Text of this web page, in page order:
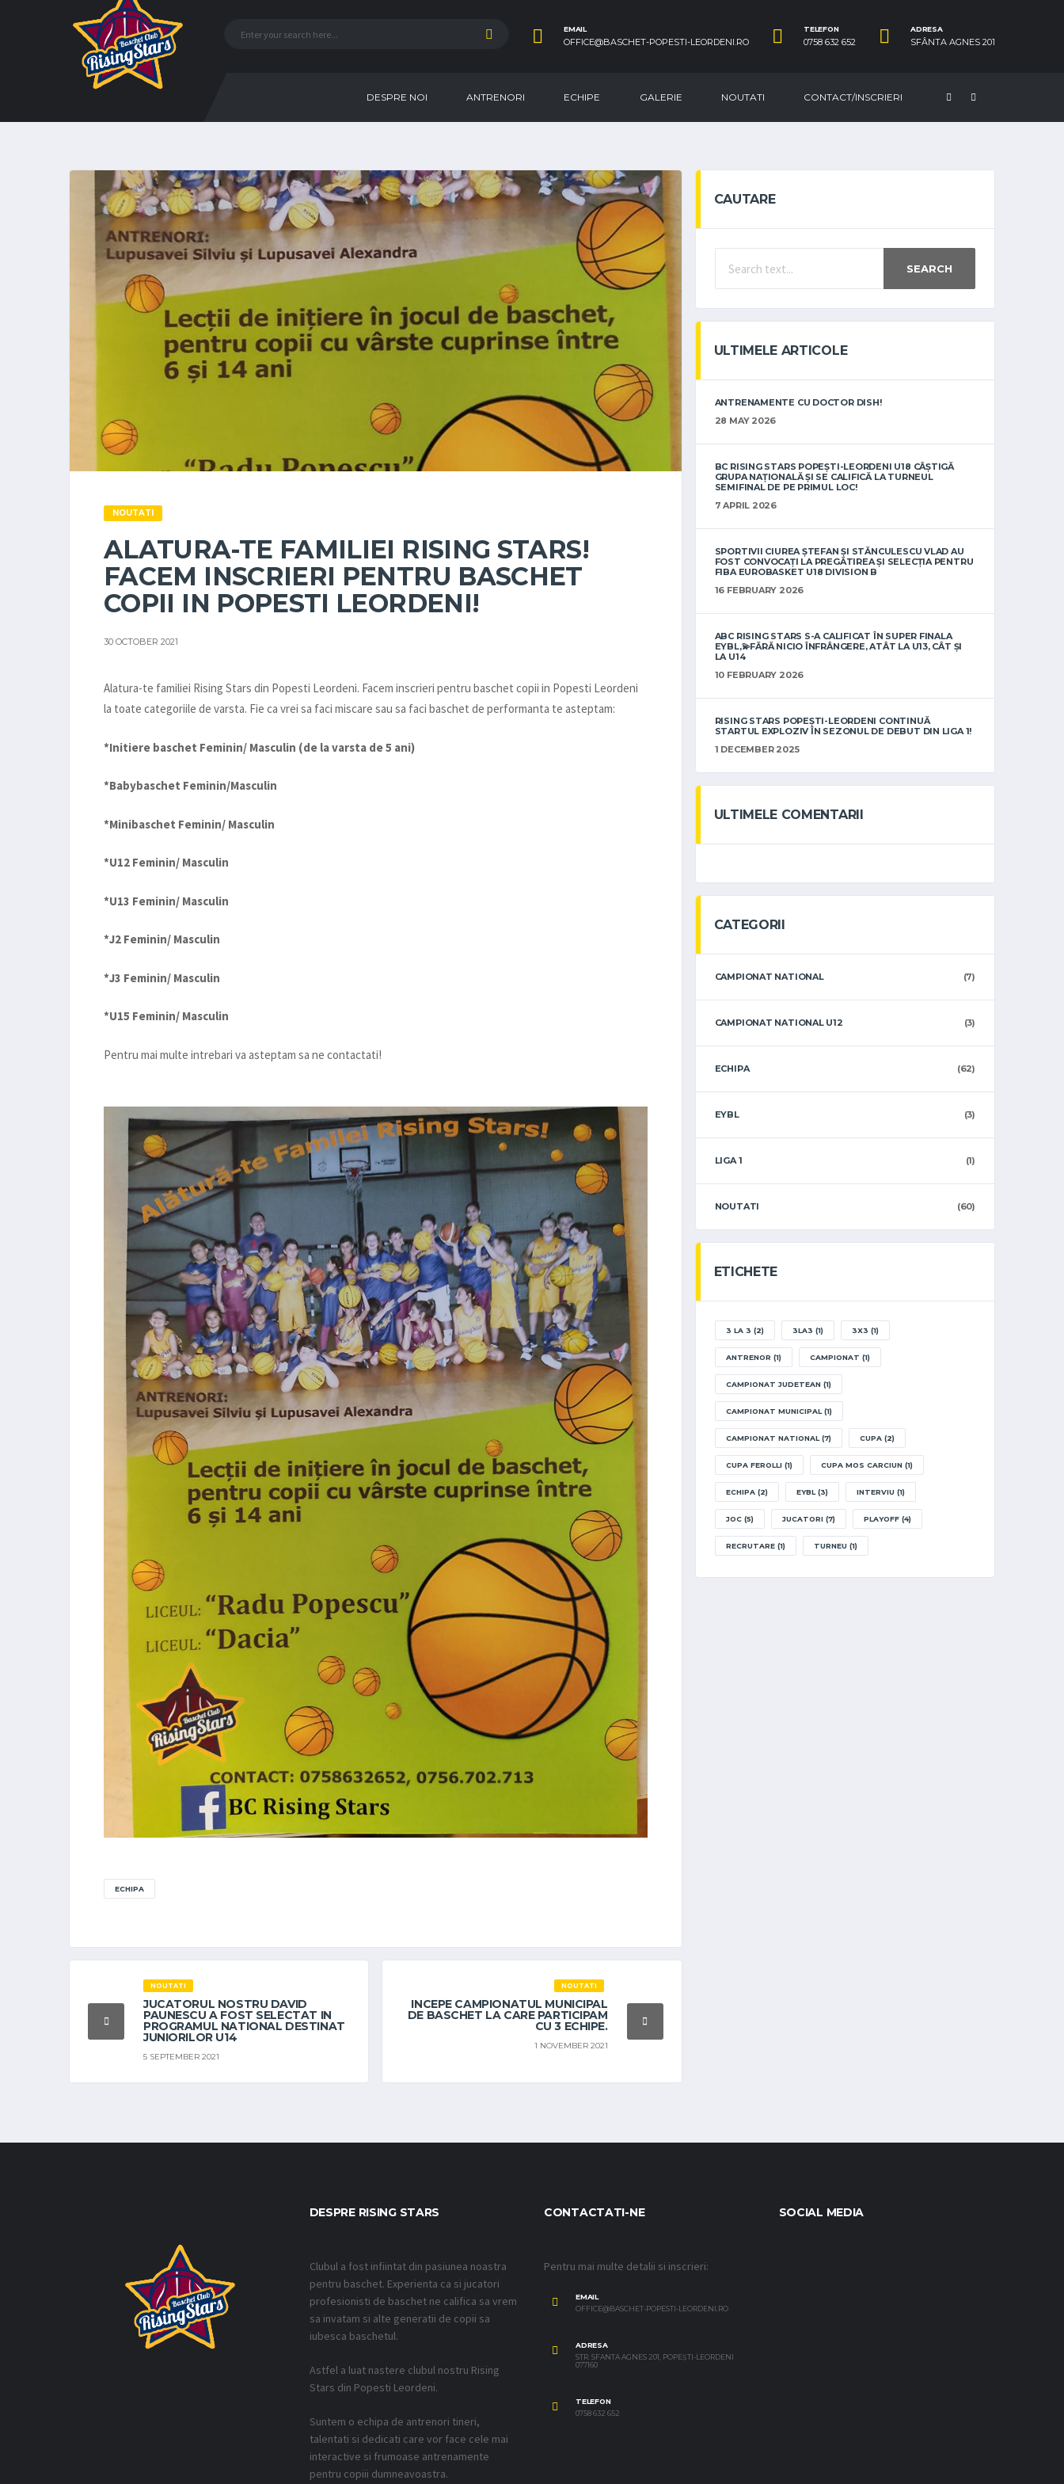
EMAIL
OFFICE@BASCHET-POPESTI-LEORDENI.RO
TELEFON
0758 632 652
ADRESA
SFÂNTA AGNES 201
DESPRE NOI ANTRENORI ECHIPE GALERIE NOUTATI CONTACT/INSCRIERI
NOUTATI
ALATURA-TE FAMILIEI RISING STARS!
FACEM INSCRIERI PENTRU BASCHET
COPII IN POPESTI LEORDENI!
30 OCTOBER 2021
Alatura-te familiei Rising Stars din Popesti Leordeni. Facem inscrieri pentru baschet copii in Popesti Leordeni
la toate categoriile de varsta. Fie ca vrei sa faci miscare sau sa faci baschet de performanta te asteptam:
*Initiere baschet Feminin/ Masculin (de la varsta de 5 ani)
*Babybaschet Feminin/Masculin
*Minibaschet Feminin/ Masculin
*U12 Feminin/ Masculin
*U13 Feminin/ Masculin
*J2 Feminin/ Masculin
*J3 Feminin/ Masculin
*U15 Feminin/ Masculin
Pentru mai multe intrebari va asteptam sa ne contactati!
ECHIPA
NOUTATI
JUCATORUL NOSTRU DAVID
PAUNESCU A FOST SELECTAT IN
PROGRAMUL NATIONAL DESTINAT
JUNIORILOR U14
5 SEPTEMBER 2021
NOUTATI
INCEPE CAMPIONATUL MUNICIPAL
DE BASCHET LA CARE PARTICIPAM
CU 3 ECHIPE.
1 NOVEMBER 2021
CAUTARE
SEARCH
ULTIMELE ARTICOLE
ANTRENAMENTE CU DOCTOR DISH!
28 MAY 2026
BC RISING STARS POPEȘTI-LEORDENI U18 CÂȘTIGĂ
GRUPA NAȚIONALĂ ȘI SE CALIFICĂ LA TURNEUL
SEMIFINAL DE PE PRIMUL LOC!
7 APRIL 2026
SPORTIVII CIUREA ȘTEFAN ȘI STĂNCULESCU VLAD AU
FOST CONVOCAȚI LA PREGĂTIREA ȘI SELECȚIA PENTRU
FIBA EUROBASKET U18 DIVISION B
16 FEBRUARY 2026
ABC RISING STARS S-A CALIFICAT ÎN SUPER FINALA
EYBL,💫FĂRĂ NICIO ÎNFRÂNGERE, ATÂT LA U13, CÂT ȘI
LA U14
10 FEBRUARY 2026
RISING STARS POPEȘTI-LEORDENI CONTINUĂ
STARTUL EXPLOZIV ÎN SEZONUL DE DEBUT DIN LIGA 1!
1 DECEMBER 2025
ULTIMELE COMENTARII
CATEGORII
CAMPIONAT NATIONAL (7)
CAMPIONAT NATIONAL U12 (3)
ECHIPA (62)
EYBL (3)
LIGA 1 (1)
NOUTATI (60)
ETICHETE
3 LA 3 (2) 3LA3 (1) 3X3 (1)
ANTRENOR (1) CAMPIONAT (1)
CAMPIONAT JUDETEAN (1)
CAMPIONAT MUNICIPAL(1)
CAMPIONAT NATIONAL(7) CUPA(2)
CUPA FEROLLI(1) CUPA MOS CARCIUN (1)
ECHIPA(2) EYBL(3) INTERVIU (1)
JOC(5) JUCATORI(7) PLAYOFF(4)
RECRUTARE(1) TURNEU (1)
DESPRE RISING STARS
Clubul a fost infiintat din pasiunea noastra
pentru baschet. Experienta ca si jucatori
profesionisti de baschet ne califica sa vrem
sa invatam si alte generatii de copii sa
iubesca baschetul.
Astfel a luat nastere clubul nostru Rising
Stars din Popesti Leordeni.
Suntem o echipa de antrenori tineri,
talentati si dedicati care vor face cele mai
interactive si frumoase antrenamente
pentru copiii dumneavoastra.
CONTACTATI-NE
Pentru mai multe detalii si inscrieri:
EMAIL
OFFICE@BASCHET-POPESTI-LEORDENI.RO
ADRESA
STR. SFANTA AGNES 201, POPEȘTI-LEORDENI
077160
TELEFON
0758 632 652
SOCIAL MEDIA